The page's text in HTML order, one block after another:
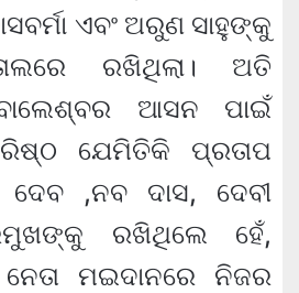
ଏବଂ ଅରୁଣ ସାହୁଙ୍କୁ
ରଖିଥିଲା। ଅତି
ଆସନ ପାଇଁ
ଯେମିତିକି ପ୍ରତାପ
ଦେବ ,ନବ ଦାସ, ଦେବୀ
ରଖିଥିଲେ ହେଁ,
ନେତା ମଇଦାନରେ ନିଜର